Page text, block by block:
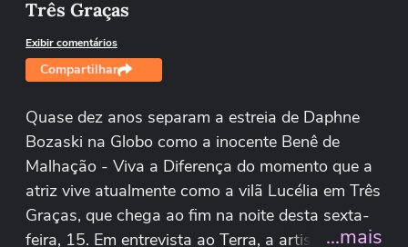
Três Graças
Exibir comentários
Compartilhar
Quase dez anos separam a estreia de Daphne
Bozaski na Globo como a inocente Benê de
Malhação - Viva a Diferença do momento que a
atriz vive atualmente como a vilã Lucélia em Três
Graças, que chega ao fim na noite desta sexta-
feira, 15. Em entrevista ao Terra, a artista conta
...mais